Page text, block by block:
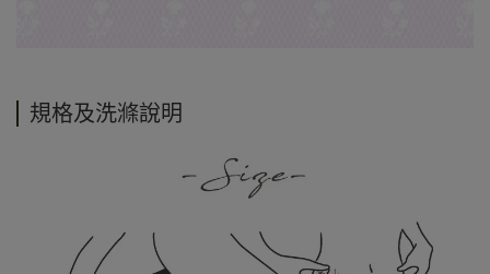
規格及洗滌說明